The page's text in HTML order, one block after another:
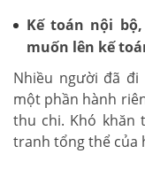
Kế toán nội
muốn lên kế
Nhiều người đã
một phần hành
thu chi. Khó khăn
tranh tổng thể của